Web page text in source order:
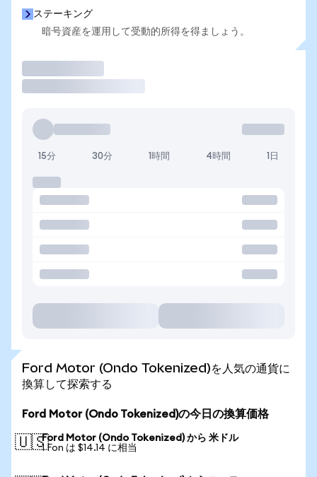
ステーキング
暗号資産を運用して受動的所得を得ましょう。
15分 30分 1時間 4時間 1日
Ford Motor (Ondo Tokenized)を人気の通貨に
換算して探索する
Ford Motor (Ondo Tokenized)の今日の換算価格
🇺🇸Ford Motor (Ondo Tokenized) から 米ドル
1 Fon は $14.14 に相当